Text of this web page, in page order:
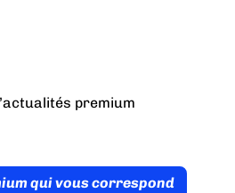
premium
qui vous correspond